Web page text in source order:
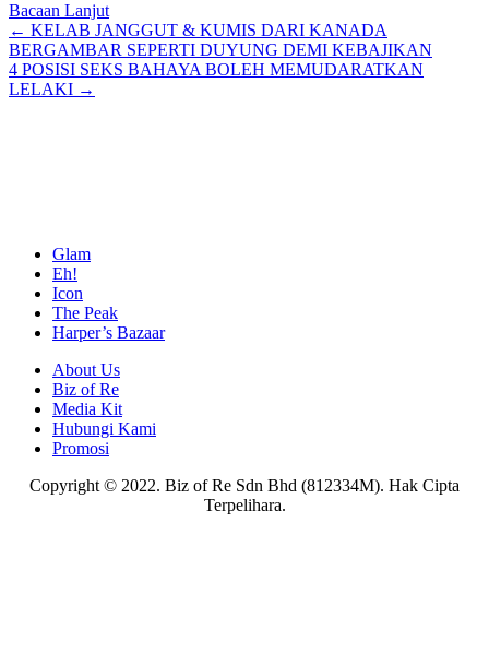
Bacaan Lanjut
Posts
navigation
← KELAB JANGGUT & KUMIS DARI KANADA
BERGAMBAR SEPERTI DUYUNG DEMI KEBAJIKAN
4 POSISI SEKS BAHAYA BOLEH MEMUDARATKAN
LELAKI →
Glam
Eh!
Icon
The Peak
Harper’s Bazaar
About Us
Biz of Re
Media Kit
Hubungi Kami
Promosi
Copyright © 2022. Biz of Re Sdn Bhd (812334M). Hak Cipta
Terpelihara.